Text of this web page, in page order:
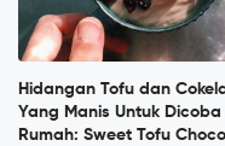
Hidangan Tofu dan
Yang Manis Untuk Dicoba
Rumah: Sweet Tofu